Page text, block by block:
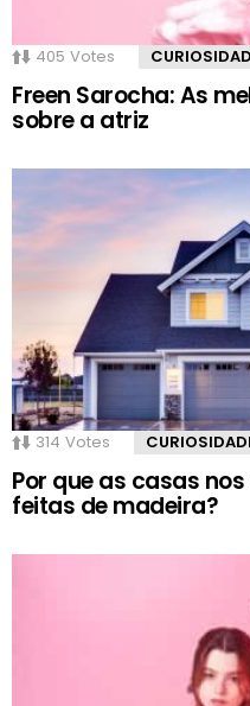
405 Votes
Freen Sarocha: As
sobre a atriz
314 Votes
Por que as casas
feitas de madeira?